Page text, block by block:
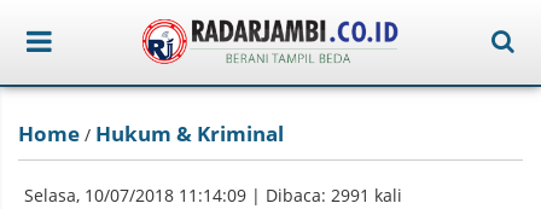
Home / Hukum & Kriminal
Selasa, 10/07/2018 11:14:09 | Dibaca: 2991 kali